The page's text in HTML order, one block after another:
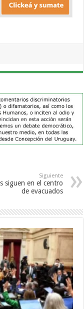
Siguiente
siguen en el centro
de evacuados